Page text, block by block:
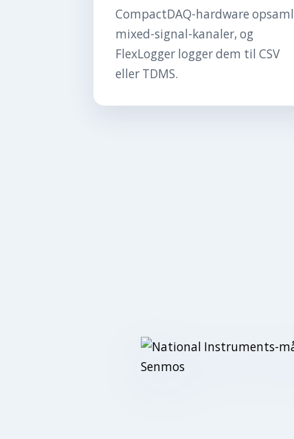
CompactDAQ-hardware
mixed-signal-kanaler, og
FlexLogger logger dem til CSV
eller TDMS.